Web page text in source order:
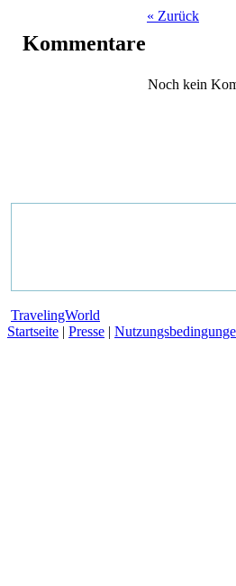
« Zurück
Kommentare
Noch kein
TravelingWorld
Startseite | Presse |